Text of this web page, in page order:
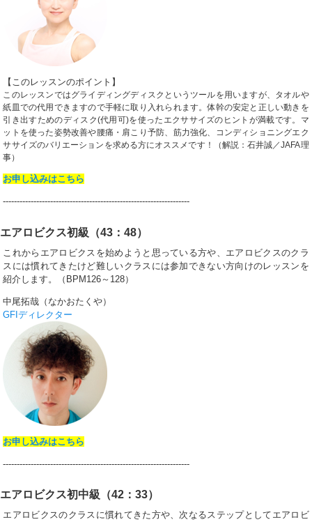
【このレッスンのポイント】
このレッスンではグライディングディスクというツールを用いますが、タオルや
紙皿での代用できますので手軽に取り入れられます。体幹の安定と正しい動きを
引き出すためのディスク(代用可)を使ったエクササイズのヒントが満載です。マ
ットを使った姿勢改善や腰痛・肩こり予防、筋力強化、コンディショニングエク
ササイズのバリエーションを求める方にオススメです！（解説：石井誠／JAFA理
事）
お申し込みはこちら
-------------------------------------------------------------------
エアロビクス初級（43：48）
これからエアロビクスを始めようと思っている方や、エアロビクスのクラ
スには慣れてきたけど難しいクラスには参加できない方向けのレッスンを
紹介します。（BPM126～128）
中尾拓哉（なかおたくや）
GFIディレクター
お申し込みはこちら
-------------------------------------------------------------------
エアロビクス初中級（42：33）
エアロビクスのクラスに慣れてきた方や、次なるステップとしてエアロビ